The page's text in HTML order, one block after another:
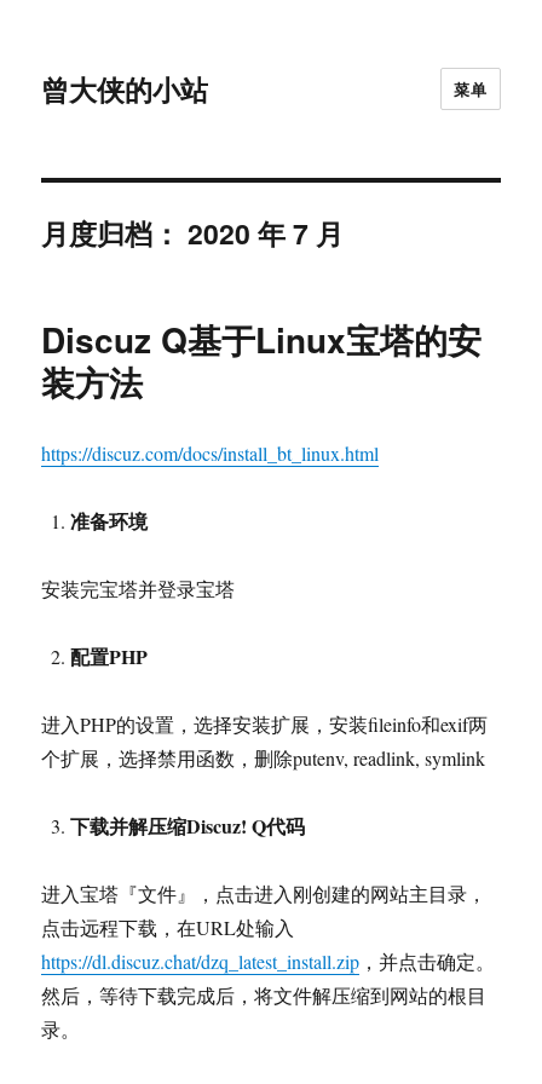
曾大侠的小站 菜单
月度归档：2020 年 7 月
Discuz Q基于Linux宝塔的安
装方法
https://discuz.com/docs/install_bt_linux.html
准备环境
安装完宝塔并登录宝塔
配置PHP
进入PHP的设置，选择安装扩展，安装fileinfo和exif两
个扩展，选择禁用函数，删除putenv, readlink, symlink
下载并解压缩Discuz! Q代码
进入宝塔『文件』，点击进入刚创建的网站主目录，
点击远程下载，在URL处输入
https://dl.discuz.chat/dzq_latest_install.zip ，并点击确定。
然后，等待下载完成后，将文件解压缩到网站的根目
录。